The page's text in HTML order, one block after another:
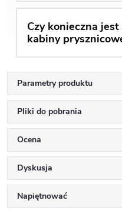
Czy konieczna
kabiny
Parametry produktu
Pliki do pobrania
Ocena
Dyskusja
Napiętnować